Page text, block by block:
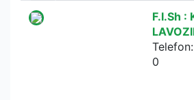
F.I.Sh :
0